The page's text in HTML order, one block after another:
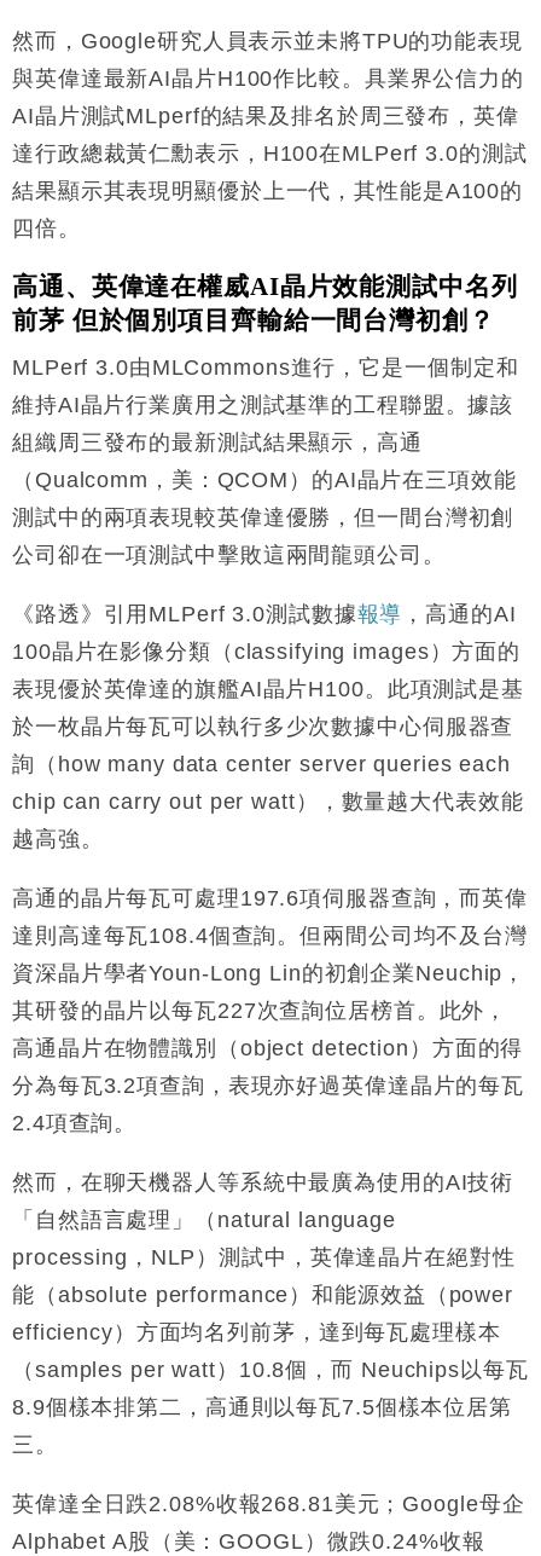
然而，Google研究人員表示並未將TPU的功能表現
與英偉達最新AI晶片H100作比較。具業界公信力的
AI晶片測試MLperf的結果及排名於周三發布，英偉
達行政總裁黃仁勳表示，H100在MLPerf 3.0的測試
結果顯示其表現明顯優於上一代，其性能是A100的
四倍。
高通、英偉達在權威AI晶片效能測試中名列
前茅 但於個別項目齊輸給一間台灣初創？
MLPerf 3.0由MLCommons進行，它是一個制定和
維持AI晶片行業廣用之測試基準的工程聯盟。據該
組織周三發布的最新測試結果顯示，高通
（Qualcomm，美：QCOM）的AI晶片在三項效能
測試中的兩項表現較英偉達優勝，但一間台灣初創
公司卻在一項測試中擊敗這兩間龍頭公司。
《路透》引用MLPerf 3.0測試數據報導 ，高通的AI
100晶片在影像分類（classifying images）方面的
表現優於英偉達的旗艦AI晶片H100。此項測試是基
於一枚晶片每瓦可以執行多少次數據中心伺服器查
詢（how many data center server queries each
chip can carry out per watt），數量越大代表效能
越高強。
高通的晶片每瓦可處理1​​97.6項伺服器查詢，而英偉
達則高達每瓦108.4個查詢。但兩間公司均不及台灣
資深晶片學者Youn-Long Lin的初創企業Neuchip，
其研發的晶片以每瓦227次查詢位居榜首。此外，
高通晶片在物體識別（object detection）方面的得
分為每瓦3.2項查詢，表現亦好過英偉達晶片的每瓦
2.4項查詢。
然而，在聊天機器人等系統中最廣為使用的AI技術
「自然語言處理」（natural language
processing，NLP）測試中，英偉達晶片在絕對性
能（absolute performance）和能源效益（power
efficiency）方面均名列前茅，達到每瓦處理樣本
（samples per watt）1​​0.8個，而 Neuchips以每瓦
8.9個樣本排第二，高通則以每瓦7.5個樣本位居第
三。
英偉達全日跌2.08%收報268.81美元；Google母企
Alphabet A股（美：GOOGL）微跌0.24%收報